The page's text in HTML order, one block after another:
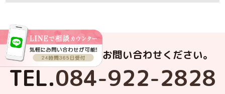
お電話でもお気軽にお問い合わせください。
TEL.084-922-2828